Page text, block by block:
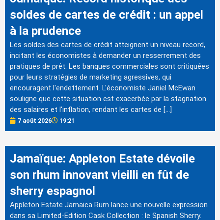
soldes de cartes de crédit : un appel
à la prudence
Les soldes des cartes de crédit atteignent un niveau record,
incitant les économistes à demander un resserrement des
pratiques de prêt. Les banques commerciales sont critiquées
pour leurs stratégies de marketing agressives, qui
encouragent l'endettement. L'économiste Janiel McEwan
souligne que cette situation est exacerbée par la stagnation
des salaires et l'inflation, rendant les cartes de […]
7 août 2026 19:21
Jamaïque: Appleton Estate dévoile
son rhum innovant vieilli en fût de
sherry espagnol
Appleton Estate Jamaica Rum lance une nouvelle expression
dans sa Limited-Edition Cask Collection : le Spanish Sherry.